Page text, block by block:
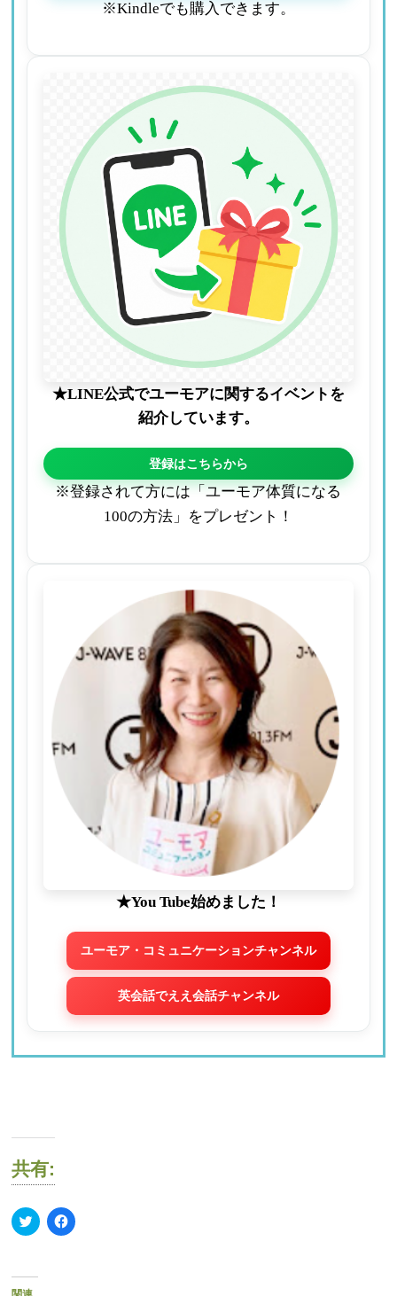
※Kindleでも購入できます。
★LINE公式でユーモアに関するイベントを
紹介しています。
登録はこちらから
※登録されて方には「ユーモア体質になる
100の方法」をプレゼント！
★You Tube始めました！
ユーモア・コミュニケーションチャンネル
英会話でええ会話チャンネル
共有:
ク
リ
て
Facebook
で